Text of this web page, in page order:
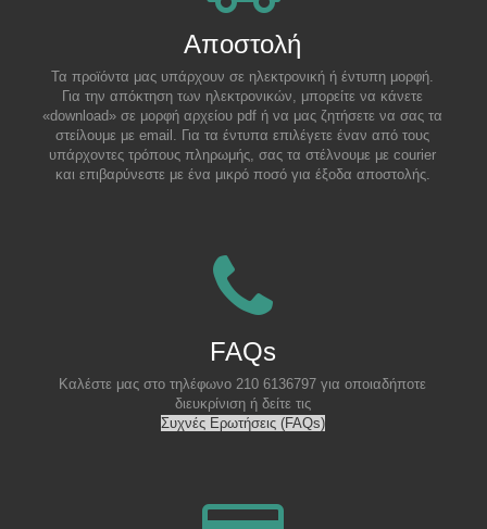
Αποστολή
Τα προϊόντα μας υπάρχουν σε ηλεκτρονική ή έντυπη μορφή.
Για την απόκτηση των ηλεκτρονικών, μπορείτε να κάνετε
«download» σε μορφή αρχείου pdf ή να μας ζητήσετε να σας τα
στείλουμε με email. Για τα έντυπα επιλέγετε έναν από τους
υπάρχοντες τρόπους πληρωμής, σας τα στέλνουμε με courier
και επιβαρύνεστε με ένα μικρό ποσό για έξοδα αποστολής.
FAQs
Καλέστε μας στο τηλέφωνο 210 6136797 για οποιαδήποτε
διευκρίνιση ή δείτε τις
Συχνές Ερωτήσεις (FAQs)